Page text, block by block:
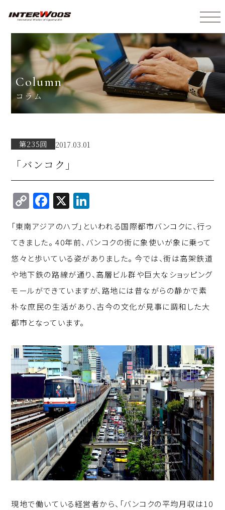
column
コラム
第235回 2017.03.01
「バンコク」
C
o
p
y
Li
n
k
F
a
c
e
b
o
o
k
X
k
e
d
I
n
「東南アジアのハブ」といわれる国際都市バンコクに、行っ
てきました。 40年前、バンコクの街に象使いが象に乗って
悠々と歩いている姿がありました。 今では、街は高架鉄道
や地下鉄の路線が通り、高層ビル群や巨大なショッピング
モールができていますが、路地には昔ながらの静かで素
朴な庶民の生活があり、古今の文化が見事に調和した大
都市となっています。
現地で働いている経営者から、「バンコクの平均月収は10